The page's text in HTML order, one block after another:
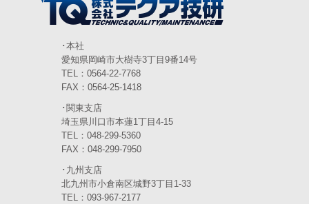
2024年2月(4)
(6)
2023年12月(3)
2023年10月(3)
2023年9月(4)
(3)
2023年7月(5)
･本社
愛知県岡崎市大樹寺3丁目9番14号
TEL：0564-22-7768
FAX：0564-25-1418
･関東支店
埼玉県川口市本蓮1丁目4-15
TEL：048-299-5360
FAX：048-299-7950
･九州支店
北九州市小倉南区城野3丁目1-33
TEL：093-967-2177